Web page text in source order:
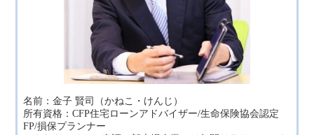
名前：金子 賢司（かねこ・けんじ）
所有資格：CFP住宅ローンアドバイザー/生命保険協会認定
FP/損保プランナー